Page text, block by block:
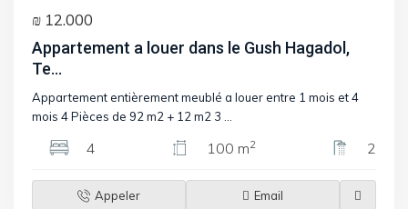
₪ 12.000
Appartement a louer dans le Gush Hagadol,
Te...
Appartement entièrement meublé a louer entre 1 mois et 4
mois 4 Pièces de 92 m2 + 12 m2 3
4 100 m2 2
Appeler Email